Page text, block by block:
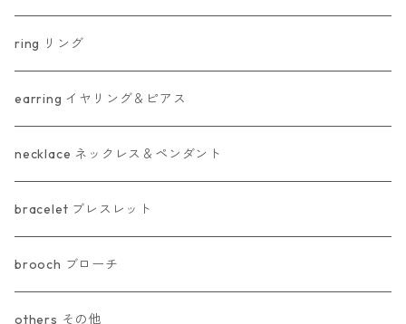
ring リング
earring イヤリング＆ピアス
necklace ネックレス＆ペンダント
bracelet ブレスレット
brooch ブローチ
others その他